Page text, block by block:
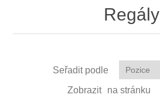
Regály
Seřadit podle
Zobrazit
na stránku